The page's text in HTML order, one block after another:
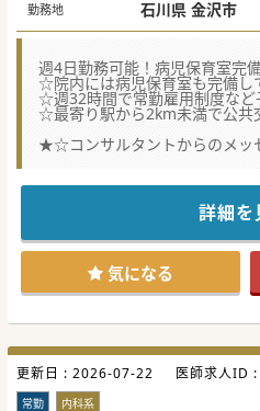
勤務地 石川県 金沢市
週4日勤務可能！病児保育室完
☆院内には病児保育室も完備し
☆週32時間で常勤雇用制度など
☆最寄り駅から2km未満で公共
★☆コンサルタントからのメ
県内に病院、クリニック、介
週4日の勤務からご相談が可
持ちの先生もご相談ください。
#秋入職可
詳細を
気になる
更新日 : 2026-07-22 医師求人ID :
常勤 内科系